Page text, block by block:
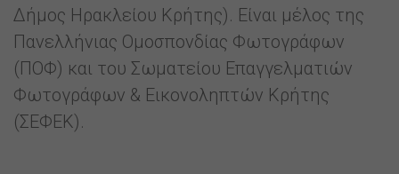
Δήμος Ηρακλείου Κρήτης). Είναι μέλος της
Πανελλήνιας Ομοσπονδίας Φωτογράφων
(ΠΟΦ) και του Σωματείου Επαγγελματιών
Φωτογράφων & Εικονοληπτών Κρήτης
(ΣΕΦΕΚ).